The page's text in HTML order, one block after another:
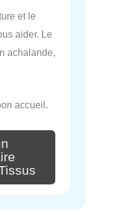
et le
aider. Le
achalande,
accueil.